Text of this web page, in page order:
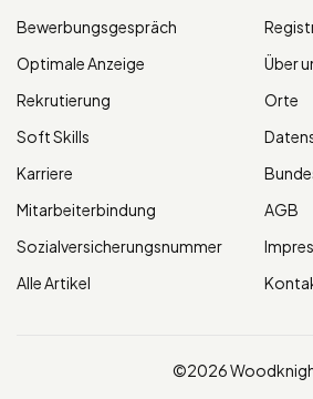
Bewerbungsgespräch
Optimale Anzeige
Rekrutierung
Soft Skills
Karriere
Mitarbeiterbindung
Sozialversicherungsnummer
Alle Artikel
Über
Orte
AGB
©2026